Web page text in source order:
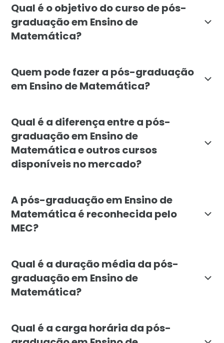
Qual é o objetivo do curso de pós-
graduação em Ensino de
Matemática?
Quem pode fazer a pós-graduação
em Ensino de Matemática?
Qual é a diferença entre a pós-
graduação em Ensino de
Matemática e outros cursos
disponíveis no mercado?
A pós-graduação em Ensino de
Matemática é reconhecida pelo
MEC?
Qual é a duração média da pós-
graduação em Ensino de
Matemática?
Qual é a carga horária da pós-